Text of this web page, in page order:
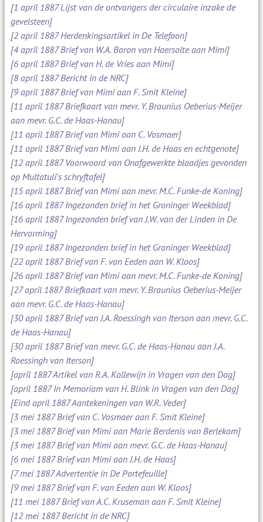
[1 april 1887 Lijst van de ontvangers der circulaire inzake de
gevelsteen]
[2 april 1887 Herdenkingsartikel in De Telefoon]
[4 april 1887 Brief van W.A. Baron van Haersolte aan Mimi]
[6 april 1887 Brief van H. de Vries aan Mimi]
[8 april 1887 Bericht in de NRC]
[9 april 1887 Brief van Mimi aan F. Smit Kleine]
[11 april 1887 Briefkaart van mevr. Y. Braunius Oeberius-Meijer
aan mevr. G.C. de Haas-Hanau]
[11 april 1887 Brief van Mimi aan C. Vosmaer]
[11 april 1887 Brief van Mimi aan J.H. de Haas en echtgenote]
[12 april 1887 Voorwoord van Onafgewerkte blaadjes gevonden
op Multatuli's schryftafel]
[15 april 1887 Brief van Mimi aan mevr. M.C. Funke-de Koning]
[16 april 1887 Ingezonden brief in het Groninger Weekblad]
[16 april 1887 Ingezonden brief van J.W. van der Linden in De
Hervorming]
[19 april 1887 Ingezonden brief in het Groninger Weekblad]
[22 april 1887 Brief van F. van Eeden aan W. Kloos]
[26 april 1887 Brief van Mimi aan mevr. M.C. Funke-de Koning]
[27 april 1887 Briefkaart van mevr. Y. Braunius Oeberius-Meijer
aan mevr. G.C. de Haas-Hanau]
[30 april 1887 Brief van J.A. Roessingh van Iterson aan mevr. G.C.
de Haas-Hanau]
[30 april 1887 Brief van mevr. G.C. de Haas-Hanau aan J.A.
Roessingh van Iterson]
[april 1887 Artikel van R.A. Kollewijn in Vragen van den Dag]
[april 1887 In Memoriam van H. Blink in Vragen van den Dag]
[Eind april 1887 Aantekeningen van W.R. Veder]
[3 mei 1887 Brief van C. Vosmaer aan F. Smit Kleine]
[3 mei 1887 Brief van Mimi aan Marie Berdenis van Berlekom]
[3 mei 1887 Brief van Mimi aan mevr. G.C. de Haas-Hanau]
[6 mei 1887 Brief van Mimi aan J.H. de Haas]
[7 mei 1887 Advertentie in De Portefeuille]
[9 mei 1887 Brief van F. van Eeden aan W. Kloos]
[11 mei 1887 Brief van A.C. Kruseman aan F. Smit Kleine]
[12 mei 1887 Bericht in de NRC]